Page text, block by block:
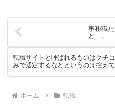
事務職
ど…。
転職サイトと呼ばれるものはクチ
みで選定するなどというのは控え
ホーム 転職